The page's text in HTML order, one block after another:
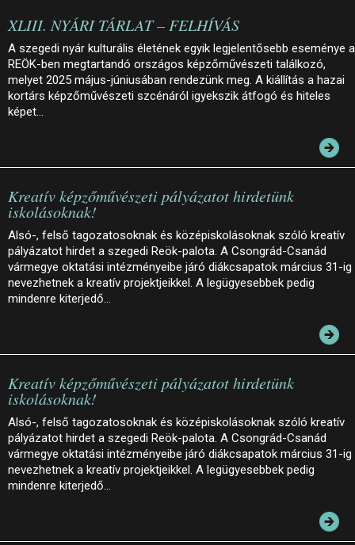
XLIII. NYÁRI TÁRLAT – FELHÍVÁS
A szegedi nyár kulturális életének egyik legjelentősebb eseménye a
REÖK-ben megtartandó országos képzőművészeti találkozó,
melyet 2025 május-júniusában rendezünk meg. A kiállítás a hazai
kortárs képzőművészeti szcénáról igyekszik átfogó és hiteles
képet…
Kreatív képzőművészeti pályázatot hirdetünk
iskolásoknak!
Alsó-, felső tagozatosoknak és középiskolásoknak szóló kreatív
pályázatot hirdet a szegedi Reök-palota. A Csongrád-Csanád
vármegye oktatási intézményeibe járó diákcsapatok március 31-ig
nevezhetnek a kreatív projektjeikkel. A legügyesebbek pedig
mindenre kiterjedő…
Kreatív képzőművészeti pályázatot hirdetünk
iskolásoknak!
Alsó-, felső tagozatosoknak és középiskolásoknak szóló kreatív
pályázatot hirdet a szegedi Reök-palota. A Csongrád-Csanád
vármegye oktatási intézményeibe járó diákcsapatok március 31-ig
nevezhetnek a kreatív projektjeikkel. A legügyesebbek pedig
mindenre kiterjedő…